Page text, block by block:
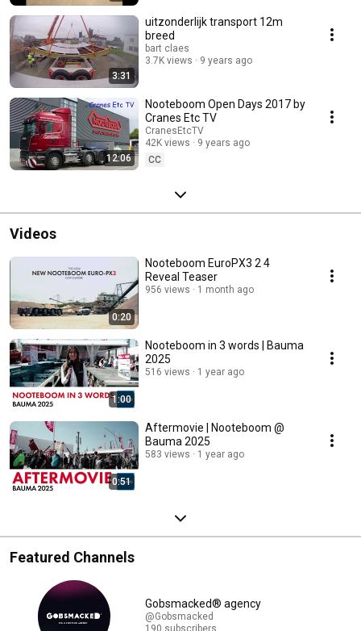
3:31
uitzonderlijk transport 12m
breed
bart claes
3.7K views
9 years ago
12:06
Nooteboom Open Days 2017 by
Cranes Etc TV
CranesEtcTV
42K views
9 years ago
CC
Videos
0:20
Nooteboom EuroPX3 2 4
Reveal Teaser
956 views 1 month ago
1:00
Nooteboom in 3 words | Bauma
2025
516 views 1 year ago
0:51
Aftermovie | Nooteboom @
Bauma 2025
583 views 1 year ago
Featured Channels
Gobsmacked® agency
@Gobsmacked
190 subscribers